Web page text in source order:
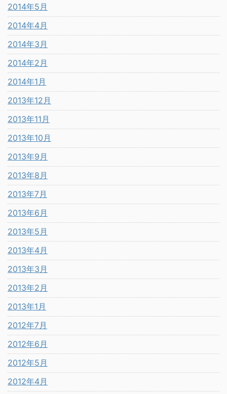
2014年5月
2014年4月
2014年3月
2014年2月
2014年1月
2013年12月
2013年11月
2013年10月
2013年9月
2013年8月
2013年7月
2013年6月
2013年5月
2013年4月
2013年3月
2013年2月
2013年1月
2012年7月
2012年6月
2012年5月
2012年4月